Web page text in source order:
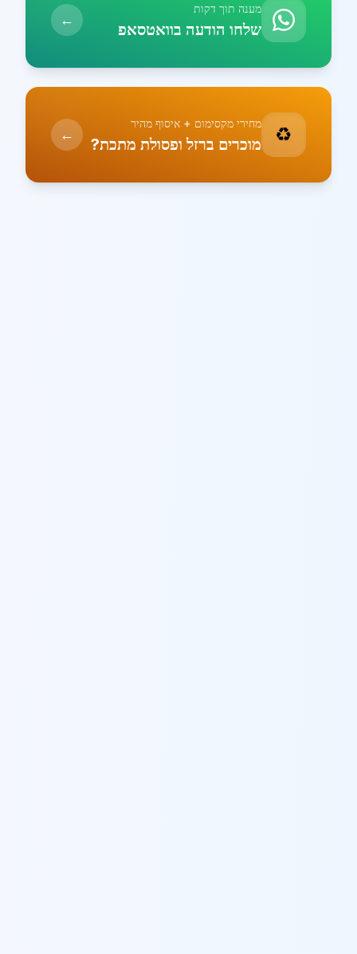
מענה תוך דקות
שלחו הודעה בוואטסאפ ←
♻️ מחירי מקסימום + איסוף מהיר
מוכרים ברזל ופסולת מתכת? ←